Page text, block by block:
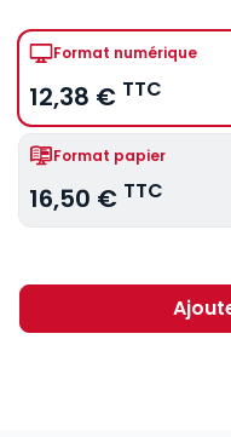
Format numérique
12,38 € TTC
Format papier
16,50 € TTC